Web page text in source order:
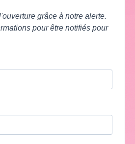
grâce à notre alerte.
pour être notifiés pour